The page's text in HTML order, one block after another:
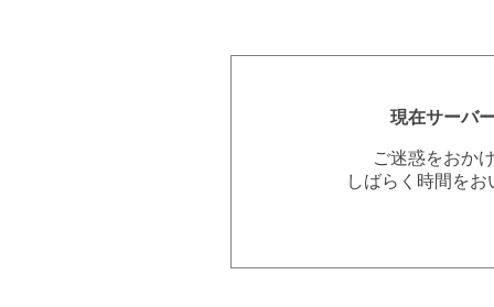
現在サーバ
ご迷惑をおか
しばらく時間を